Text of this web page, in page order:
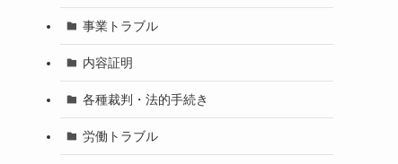
事業トラブル
内容証明
各種裁判・法的手続き
労働トラブル